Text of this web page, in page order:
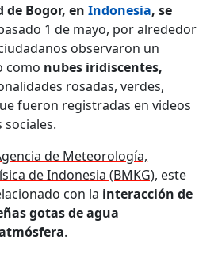
de Bogor, enIndonesia, se
1 de mayo, por alrededor
observaron un
como nubes iridiscentes,
rosadas, verdes,
fueron registradas en videos
de Meteorología,
de Indonesia (BMKG), este
con la interacción de
gotas de agua
.